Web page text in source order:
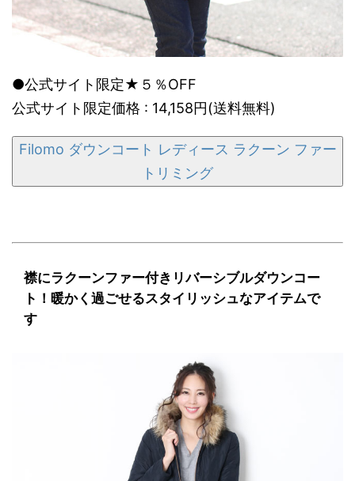
●公式サイト限定★５％OFF
公式サイト限定価格 : 14,158円(送料無料)
Filomo ダウンコート レディース ラクーン ファー
トリミング
襟にラクーンファー付きリバーシブルダウンコー
ト！暖かく過ごせるスタイリッシュなアイテムで
す